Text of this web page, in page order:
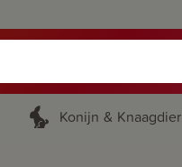
Konijn & Knaagdier